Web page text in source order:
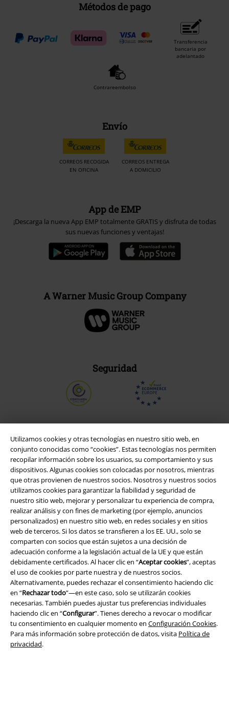
Utilizamos cookies y otras tecnologías en nuestro sitio web, en
conjunto conocidas como “cookies”. Estas tecnologías nos permiten
recopilar información sobre los usuarios, su comportamiento y sus
dispositivos. Algunas cookies son colocadas por nosotros, mientras
que otras provienen de nuestros socios. Nosotros y nuestros socios
utilizamos cookies para garantizar la fiabilidad y seguridad de
nuestro sitio web, mejorar y personalizar tu experiencia de compra,
realizar análisis y con fines de marketing (por ejemplo, anuncios
personalizados) en nuestro sitio web, en redes sociales y en sitios
web de terceros. Si los datos se transfieren a los EE. UU., solo se
comparten con socios que están sujetos a una decisión de
adecuación conforme a la legislación actual de la UE y que están
debidamente certificados. Al hacer clic en “Aceptar cookies”, aceptas
el uso de cookies por parte nuestra y de nuestros socios.
Alternativamente, puedes rechazar el consentimiento haciendo clic
en “Rechazar todo”—en este caso, solo se utilizarán cookies
necesarias. También puedes ajustar tus preferencias individuales
haciendo clic en “Configurar”. Tienes derecho a revocar o modificar
tu consentimiento en cualquier momento en Configuración Cookies.
Para más información sobre protección de datos, visita Política de
privacidad.
Métodos de pago
Transferencia
bancaria por
adelantado
Contrareembolso
Envío
CORREOS RECOGIDA
EN OFICINA
CORREOS ENTREGA
A DOMICILIO
App de EMP
¡Descarga la nueva App EMP totalmente GRATIS y disfruta de todas
sus nuevas funciones y ventajas!
A Warner Music Group Company
Seguridad
Legal
Términos y Condiciones
Aviso Legal
Ley protección de datos
Eliminación de residuos y protección del medioambiente
Declaración de Conformidad